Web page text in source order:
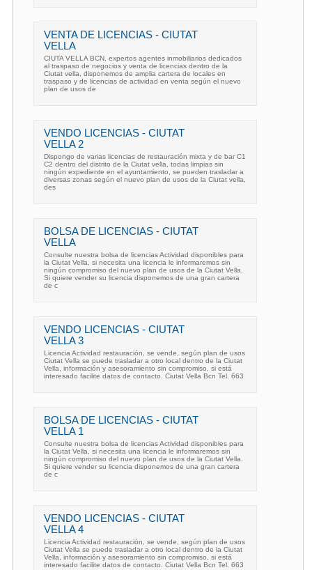
VENTA DE LICENCIAS - CIUTAT
VELLA
CIUTA VELLA BCN, expertos agentes inmobiliarios dedicados
al traspaso de negocios y venta de licencias dentro de la
Ciutat vella, disponemos de amplia cartera de locales en
traspaso y de licencias de actividad en venta según el nuevo
plan de usos de
VENDO LICENCIAS - CIUTAT
VELLA 2
Dispongo de varias licencias de restauración mixta y de bar C1
C2 dentro del distrito de la Ciutat vella, todas limpias sin
ningún expediente en el ayuntamiento, se pueden trasladar a
diversas zonas según el nuevo plan de usos de la Ciutat vella,
des
BOLSA DE LICENCIAS - CIUTAT
VELLA
Consulte nuestra bolsa de licencias Actividad disponibles para
la Ciutat Vella, si necesita una licencia le informaremos sin
ningún compromiso del nuevo plan de usos de la Ciutat Vella.
Si quiere vender su licencia disponemos de una gran cartera
de c
VENDO LICENCIAS - CIUTAT
VELLA 3
Licencia Actividad restauración, se vende, según plan de usos
Ciutat Vella se puede trasladar a otro local dentro de la Ciutat
Vella, información y asesoramiento sin compromiso, si está
interesado facilite datos de contacto. Ciutat Vella Bcn Tel. 663
BOLSA DE LICENCIAS - CIUTAT
VELLA 1
Consulte nuestra bolsa de licencias Actividad disponibles para
la Ciutat Vella, si necesita una licencia le informaremos sin
ningún compromiso del nuevo plan de usos de la Ciutat Vella.
Si quiere vender su licencia disponemos de una gran cartera
de c
VENDO LICENCIAS - CIUTAT
VELLA 4
Licencia Actividad restauración, se vende, según plan de usos
Ciutat Vella se puede trasladar a otro local dentro de la Ciutat
Vella, información y asesoramiento sin compromiso, si está
interesado facilite datos de contacto. Ciutat Vella Bcn Tel. 663